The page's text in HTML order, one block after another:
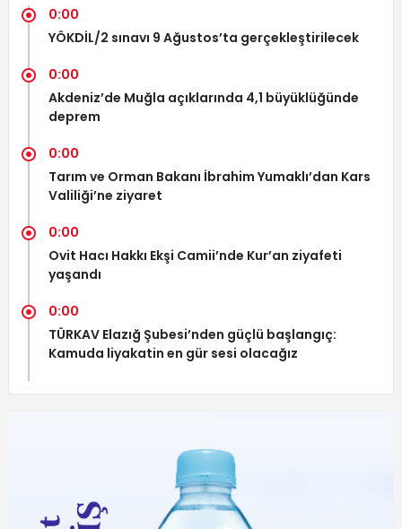
0:00
YÖKDİL/2 sınavı 9 Ağustos’ta gerçekleştirilecek
0:00
Akdeniz’de Muğla açıklarında 4,1 büyüklüğünde
deprem
0:00
Tarım ve Orman Bakanı İbrahim Yumaklı’dan Kars
Valiliği’ne ziyaret
0:00
Ovit Hacı Hakkı Ekşi Camii’nde Kur’an ziyafeti
yaşandı
0:00
TÜRKAV Elazığ Şubesi’nden güçlü başlangıç:
Kamuda liyakatin en gür sesi olacağız